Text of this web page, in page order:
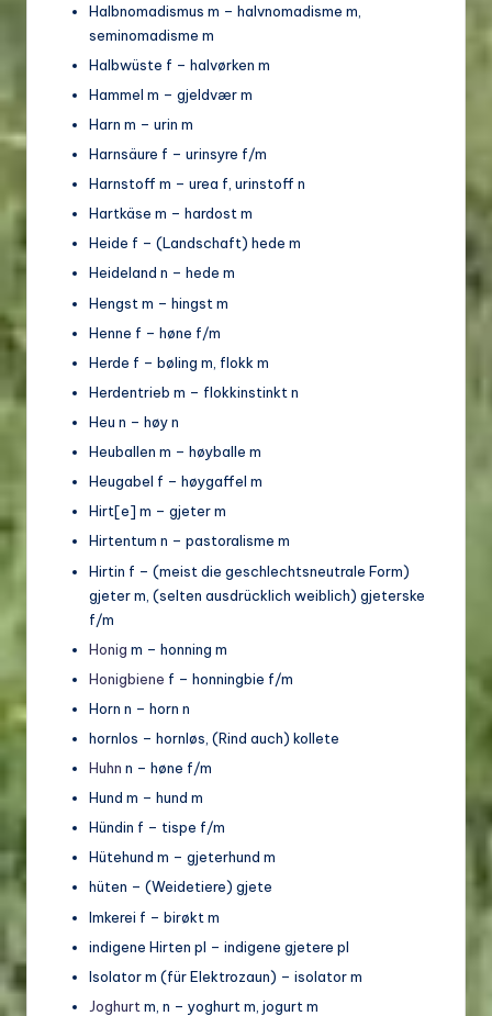
Halbnomadismus m – halvnomadisme m,
seminomadisme m
Halbwüste f – halvørken m
Hammel m – gjeldvær m
Harn m – urin m
Harnsäure f – urinsyre f/m
Harnstoff m – urea f, urinstoff n
Hartkäse m – hardost m
Heide f – (Landschaft) hede m
Heideland n – hede m
Hengst m – hingst m
Henne f – høne f/m
Herde f – bøling m, flokk m
Herdentrieb m – flokkinstinkt n
Heu n – høy n
Heuballen m – høyballe m
Heugabel f – høygaffel m
Hirt[e] m – gjeter m
Hirtentum n – pastoralisme m
Hirtin f – (meist die geschlechtsneutrale Form)
gjeter m, (selten ausdrücklich weiblich) gjeterske
f/m
Honig m – honning m
Honigbiene f – honningbie f/m
Horn n – horn n
hornlos – hornløs, (Rind auch) kollete
Huhn n – høne f/m
Hund m – hund m
Hündin f – tispe f/m
Hütehund m – gjeterhund m
hüten – (Weidetiere) gjete
Imkerei f – birøkt m
indigene Hirten pl – indigene gjetere pl
Isolator m (für Elektrozaun) – isolator m
Joghurt m, n – yoghurt m, jogurt m